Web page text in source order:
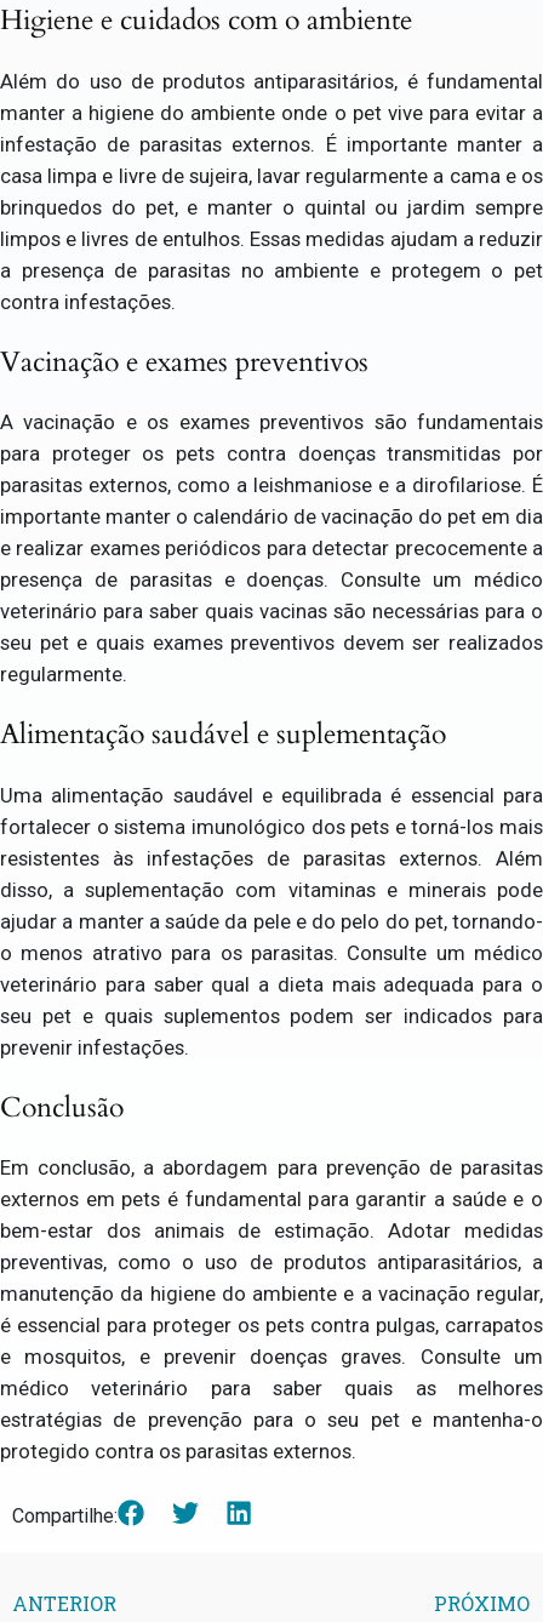
Higiene e cuidados com o ambiente
Além do uso de produtos antiparasitários, é fundamental
manter a higiene do ambiente onde o pet vive para evitar a
infestação de parasitas externos. É importante manter a
casa limpa e livre de sujeira, lavar regularmente a cama e os
brinquedos do pet, e manter o quintal ou jardim sempre
limpos e livres de entulhos. Essas medidas ajudam a reduzir
a presença de parasitas no ambiente e protegem o pet
contra infestações.
Vacinação e exames preventivos
A vacinação e os exames preventivos são fundamentais
para proteger os pets contra doenças transmitidas por
parasitas externos, como a leishmaniose e a dirofilariose. É
importante manter o calendário de vacinação do pet em dia
e realizar exames periódicos para detectar precocemente a
presença de parasitas e doenças. Consulte um médico
veterinário para saber quais vacinas são necessárias para o
seu pet e quais exames preventivos devem ser realizados
regularmente.
Alimentação saudável e suplementação
Uma alimentação saudável e equilibrada é essencial para
fortalecer o sistema imunológico dos pets e torná-los mais
resistentes às infestações de parasitas externos. Além
disso, a suplementação com vitaminas e minerais pode
ajudar a manter a saúde da pele e do pelo do pet, tornando-
o menos atrativo para os parasitas. Consulte um médico
veterinário para saber qual a dieta mais adequada para o
seu pet e quais suplementos podem ser indicados para
prevenir infestações.
Conclusão
Em conclusão, a abordagem para prevenção de parasitas
externos em pets é fundamental para garantir a saúde e o
bem-estar dos animais de estimação. Adotar medidas
preventivas, como o uso de produtos antiparasitários, a
manutenção da higiene do ambiente e a vacinação regular,
é essencial para proteger os pets contra pulgas, carrapatos
e mosquitos, e prevenir doenças graves. Consulte um
médico veterinário para saber quais as melhores
estratégias de prevenção para o seu pet e mantenha-o
protegido contra os parasitas externos.
Compartilhe:
ANTERIOR PRÓXIMO